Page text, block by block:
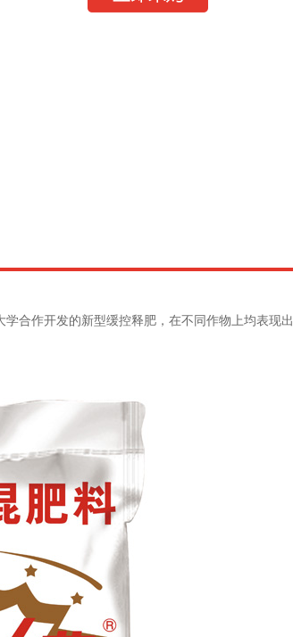
合作开发的新型缓控释肥，在不同作物上均表现出